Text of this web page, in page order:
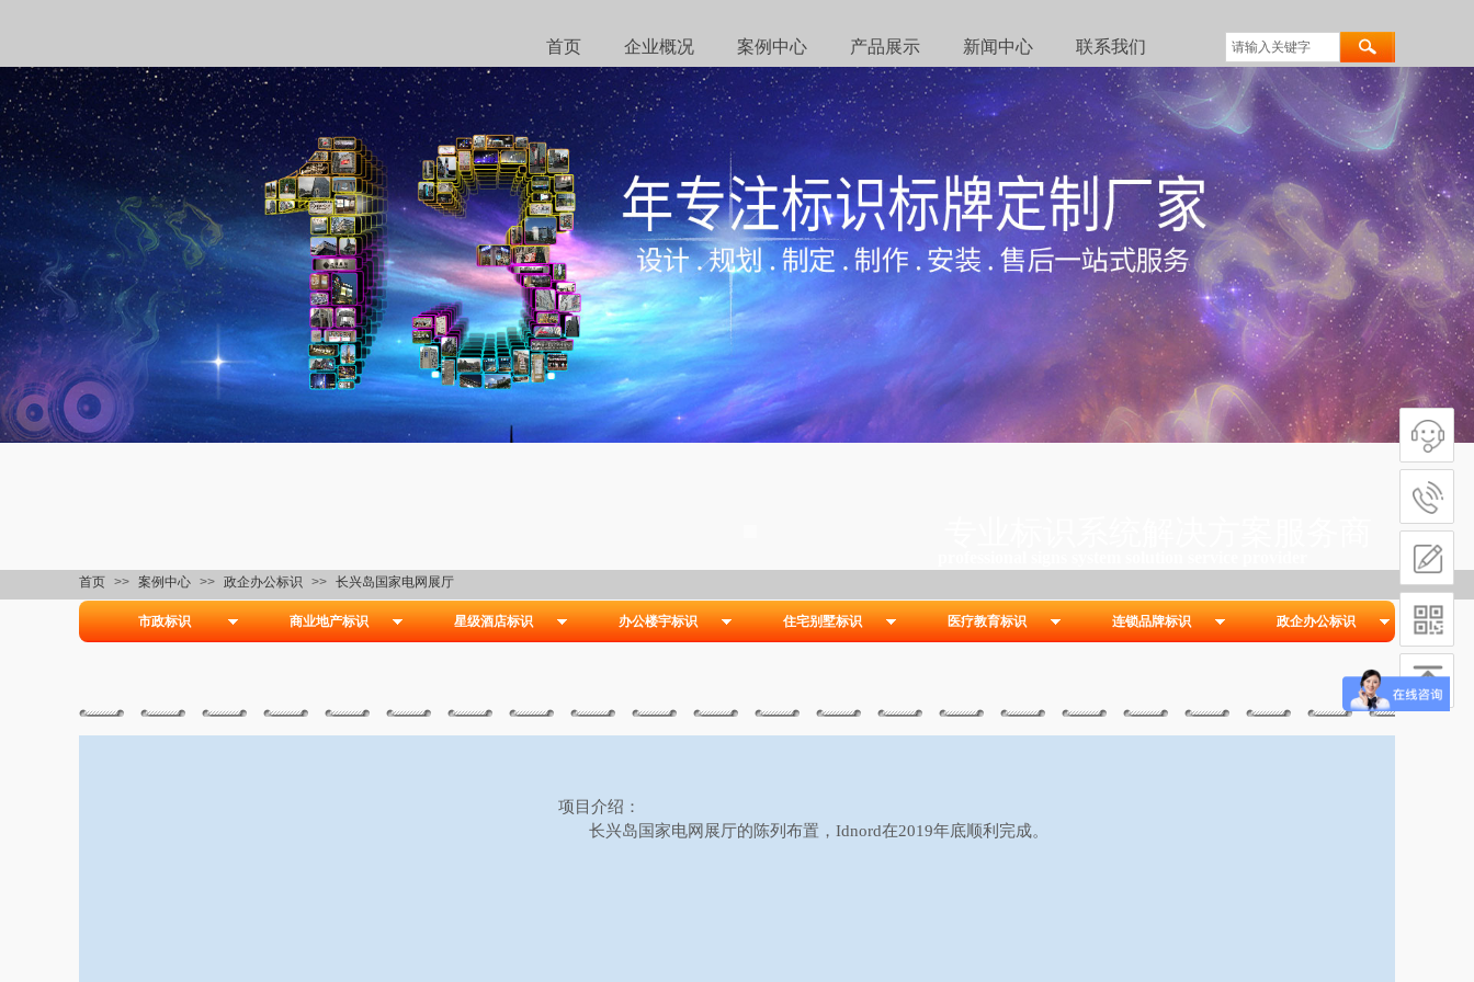
首页 企业概况 案例中心 产品展示 新闻中心 联系我们
首页 >> 案例中心 >> 政企办公标识 >> 长兴岛国家电网展厅
市政标识 商业地产标识 星级酒店标识 办公楼宇标识 住宅别墅标识 医疗教育标识 连锁品牌标识 政企办公标识
项目介绍：
长兴岛国家电网展厅的陈列布置，Idnord在2019年底顺利完成。